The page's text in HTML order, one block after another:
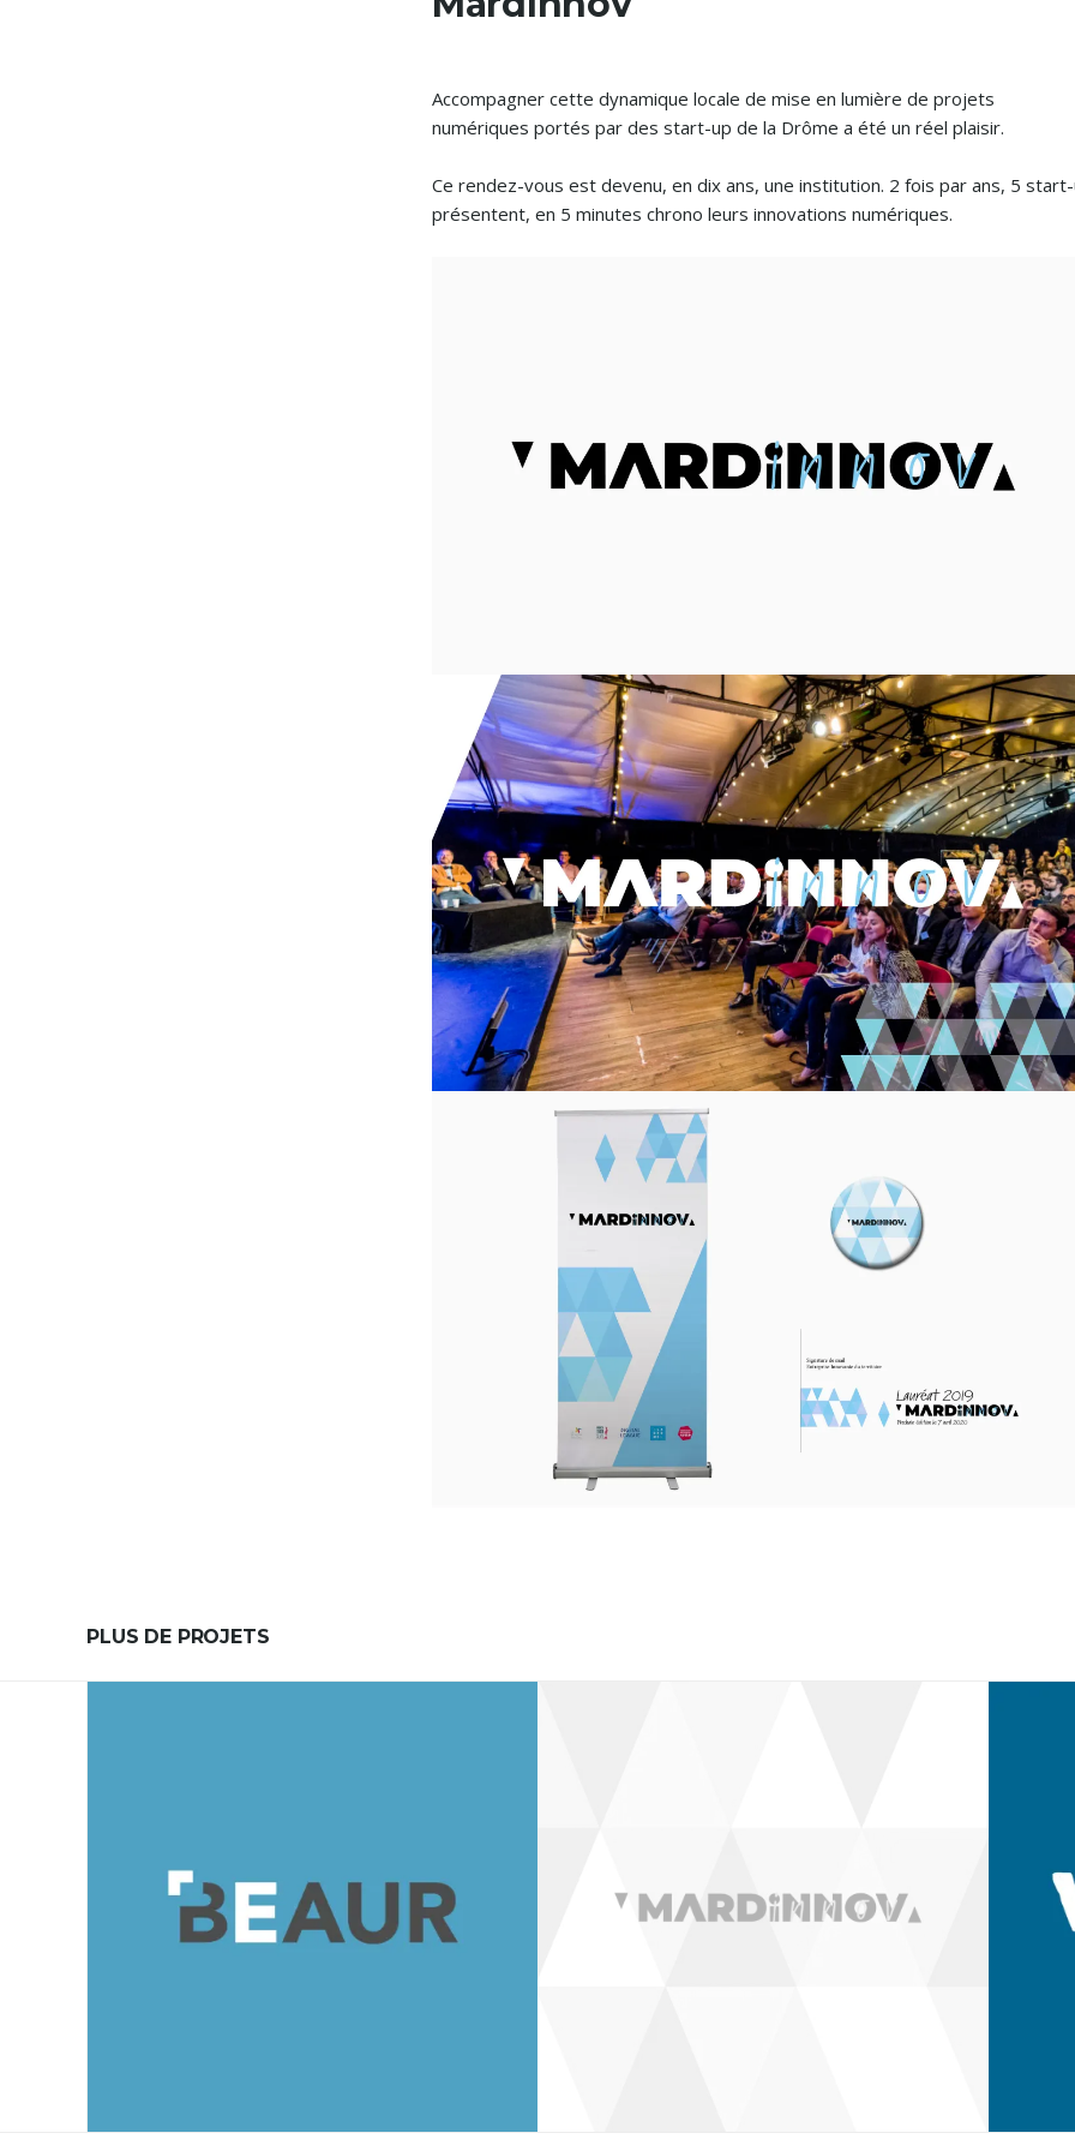
Accompagner cette dynamique locale de mise en lumière de projets
numériques portés par des start-up de la Drôme a été un réel plaisir.
Ce rendez-vous est devenu, en dix ans, une institution. 2 fois par ans, 5
présentent, en 5 minutes chrono leurs innovations numériques.
PLUS DE PROJETS